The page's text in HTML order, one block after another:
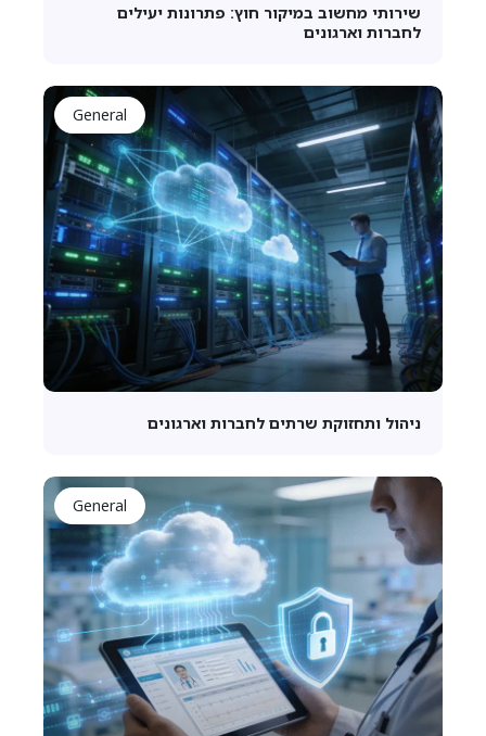
שירותי מחשוב במיקור חוץ: פתרונות יעילים
לחברות וארגונים
General
ניהול ותחזוקת שרתים לחברות וארגונים
General